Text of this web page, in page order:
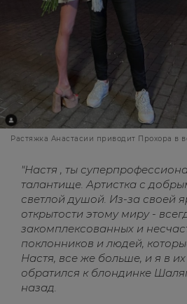
Растяжка Анастасии приводит Прохора в
"Настя , ты
талантище. Артистка с
светлой душой. Из-за своей
открытости этому миру -
закомплексованных и
поклонников и людей,
Настя, все же больше, и я в их
обратился к блондинке
назад.